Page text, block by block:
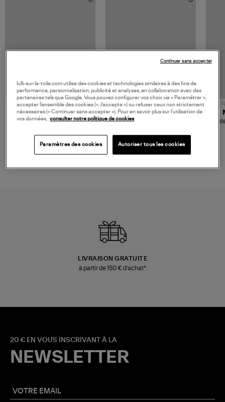
JEROME DREYFUSS
Sac Bobi S Cuir Lamé
NOUVELLE COLLECTION
TORAL
Mocassins Killian Sport
LIVRAISON GRATUITE
à partir de 150 € d'achat*
20 € EN VOUS INSCRIVANT À LA
NEWSLETTER
lulli-sur-la-toile.com utilise des cookies et technologies similaires à des fins de
performance, personnalisation, publicité et analyses, en collaboration avec des
partenaires tels que Google. Vous pouvez configurer vos choix via « Paramétrer »,
accepter l’ensemble des cookies (« J’accepte ») ou refuser ceux non strictement
nécessaires (« Continuer sans accepter »). Pour en savoir plus sur l’utilisation de
vos données, consulter notre politique de cookies
Paramètres des cookies Autoriser tous les cookies
Continuer sans accepter